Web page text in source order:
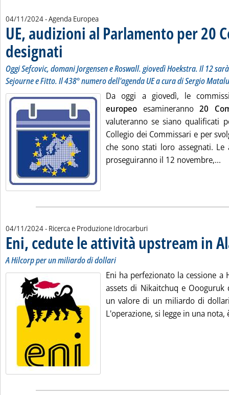
04/11/2024- Agenda Europea
UE, audizioni al Parlamento per 20
designati . Sottotitolo: Oggi Sefcovic, domani Jorgensen e Roswall. giovedì
. Pubblicata lunedì 04 novembre 2024 alle 13.32.
Oggi Sefcovic, domani Jorgensen e Roswall. giovedì Hoekstra. Il 12
Sejourne e Fitto. Il 438° numero dell'agenda UE a cura di Sergio
Da oggi a giovedì, le
europeo esamineranno20
valuteranno se siano qualificati
Collegio dei Commissari e per
che sono stati loro assegnati.
proseguiranno il 12 novembre,...
04/11/2024- Ricerca e Produzione Idrocarburi
Eni, cedute le attività upstream in
A Hilcorp per un miliardo di dollari
Eni ha perfezionato la cessione a
assets di Nikaitchuq e Oooguruk
un valore di un miliardo di
L'operazione, si legge in una nota,